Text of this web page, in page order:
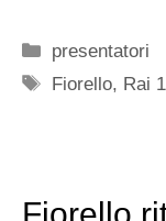
Categorie
presentatori
Tag
Fiorello, Rai 1